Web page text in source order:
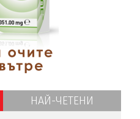
НАЙ-ЧЕТЕНИ